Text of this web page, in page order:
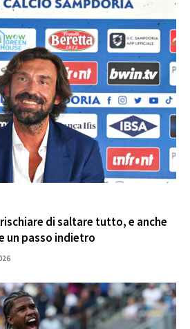
di saltare tutto, e anche
un passo indietro